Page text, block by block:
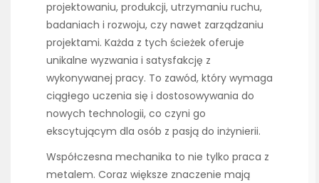
projektowaniu, produkcji, utrzymaniu ruchu,
badaniach i rozwoju, czy nawet zarządzaniu
projektami. Każda z tych ścieżek oferuje
unikalne wyzwania i satysfakcję z
wykonywanej pracy. To zawód, który wymaga
ciągłego uczenia się i dostosowywania do
nowych technologii, co czyni go
ekscytującym dla osób z pasją do inżynierii.
Współczesna mechanika to nie tylko praca z
metalem. Coraz większe znaczenie mają